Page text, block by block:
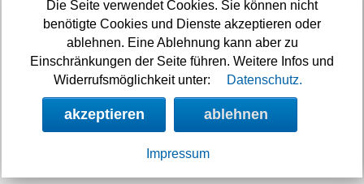
Neuigkeiten
Die Seite verwendet Cookies. Sie können nicht
benötigte Cookies und Dienste akzeptieren oder
ablehnen. Eine Ablehnung kann aber zu
Einschränkungen der Seite führen. Weitere Infos und
Widerrufsmöglichkeit unter:
Datenschutz.
akzeptieren ablehnen
Impressum